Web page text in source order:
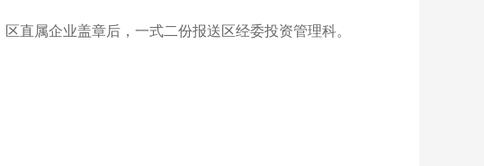
区直属企业盖章后，一式二份报送区经委投资管理科。